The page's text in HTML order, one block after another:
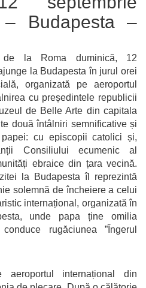
Budapesta –
de la Roma duminică, 12
la Budapesta în jurul orei
organizată pe aeroportul
cu președintele republicii
de Belle Arte din capitala
două întâlniri semnificative și
cu episcopii catolici și,
Consiliului ecumenic al
ebraice din țara vecină.
la Budapesta îl reprezintă
solemnă de încheiere a celui
internațional, organizată în
unde papa ține omilia
rugăciunea ”Îngerul
internațional din